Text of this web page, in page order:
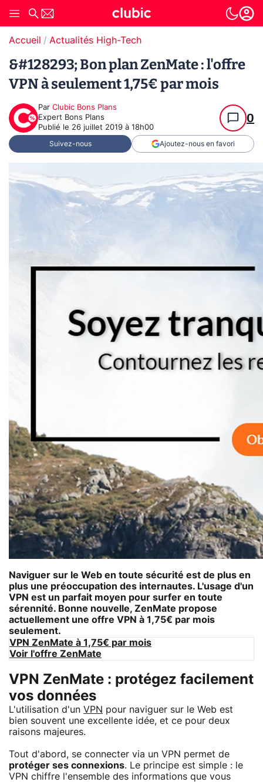
Accueil Actualités High-Tech
&#128293; Bon plan ZenMate : l'offre
VPN à seulement 1,75€ par mois
Par Clubic Bons Plans
Expert Bons Plans
Publié le 26 juillet 2019 à 18h00
0
Suivez-nous Ajoutez-nous en favori
Naviguer sur le Web en toute sécurité est de plus en
plus une préoccupation des internautes. L'usage d'un
VPN est un parfait moyen pour surfer en toute
sérennité. Bonne nouvelle, ZenMate propose
actuellement une offre VPN à 1,75€ par mois
seulement.
VPN ZenMate à 1,75€ par mois
Voir l'offre ZenMate
VPN ZenMate : protégez facilement
vos données
L'utilisation d'un VPN pour naviguer sur le Web est
bien souvent une excellente idée, et ce pour deux
raisons majeures.
Tout d'abord, se connecter via un VPN permet de
protéger ses connexions. Le principe est simple : le
VPN chiffre l'ensemble des informations que vous